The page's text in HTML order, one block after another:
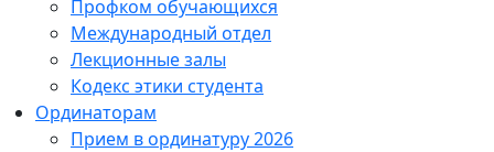
Профком обучающихся
Международный отдел
Лекционные залы
Кодекс этики студента
Ординаторам
Прием в ординатуру 2026